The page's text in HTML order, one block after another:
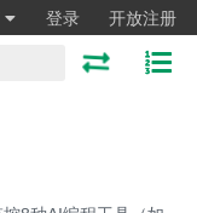
登录 开放注册